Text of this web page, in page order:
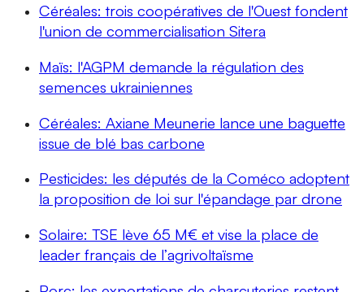
Céréales: trois coopératives de l'Ouest fondent
l'union de commercialisation Sitera
Maïs: l'AGPM demande la régulation des
semences ukrainiennes
Céréales: Axiane Meunerie lance une baguette
issue de blé bas carbone
Pesticides: les députés de la Coméco adoptent
la proposition de loi sur l'épandage par drone
Solaire: TSE lève 65 M€ et vise la place de
leader français de l’agrivoltaïsme